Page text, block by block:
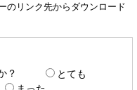
のリンク先からダウンロード
？
とても